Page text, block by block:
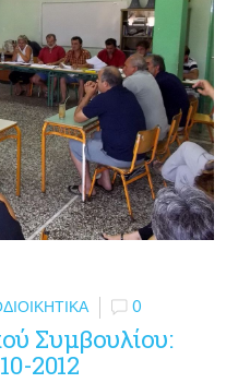
0
Συμβουλίου:
2012